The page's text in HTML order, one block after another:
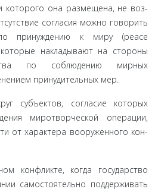
которого она размещена, не воз­
согласия можно говорить
принуждению к миру (peace
накладывают на стороны
по соблюдению мирных
принудительных мер.
субъектов, согласие которых
миротворческой операции,
от характера вооруженного кон­
конфликте, когда государ­ство
самостоятельно поддержи­вать